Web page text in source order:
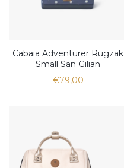
Cabaia Adventurer Rugzak
Small San Gilian
€79,00